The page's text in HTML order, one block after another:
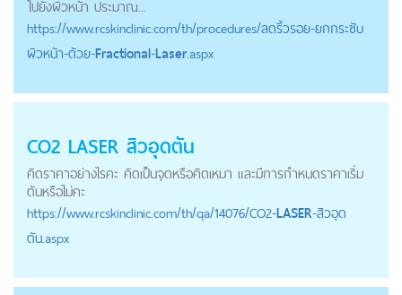
ไปยังผิวหน้า ประมาณ...
https://www.rcskinclinic.com/th/procedures/ลดริ้วรอย-ยกกระชับ
ผิวหน้า-ด้วย-Fractional-Laser.aspx
CO2 LASER สิวอุดตัน
คิดราคาอย่างไรคะ คิดเป็นจุดหรือคิดเหมา และมีการกำหนดราคาเริ่ม
ต้นหรือไม่คะ
https://www.rcskinclinic.com/th/qa/14076/CO2-LASER-สิวอุด
ตัน.aspx